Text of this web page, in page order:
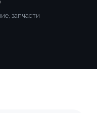
запчасти